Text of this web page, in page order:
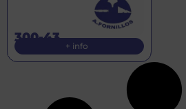
300-43
+ info